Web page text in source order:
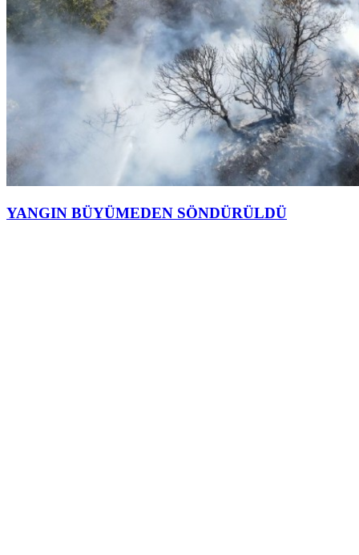
YANGIN BÜYÜMEDEN SÖNDÜRÜLDÜ